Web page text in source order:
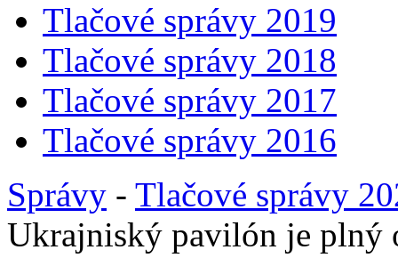
Tlačové správy 2019
Tlačové správy 2018
Tlačové správy 2017
Tlačové správy 2016
Správy - Tlačové správy
Ukrajniský pavilón je plný